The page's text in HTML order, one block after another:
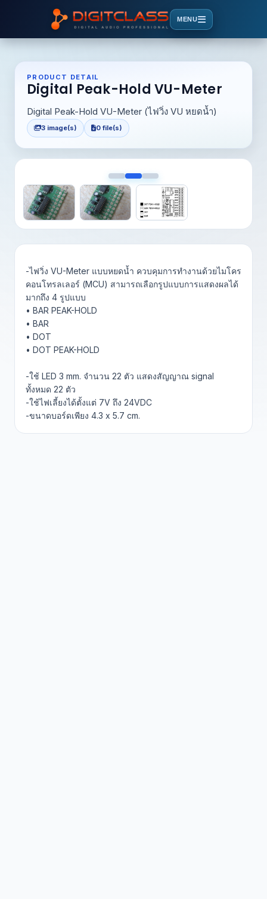
MENU
PRODUCT DETAIL
Digital Peak-Hold VU-Meter
Digital Peak-Hold VU-Meter (ไฟวิ่ง VU หยดน้ำ)
3 image(s) 0 file(s)
-ไฟวิ่ง VU-Meter แบบหยดน้ำ ควบคุมการทำงานด้วยไมโคร
คอนโทรลเลอร์ (MCU) สามารถเลือกรูปแบบการแสดงผลได้
มากถึง 4 รูปแบบ
• BAR PEAK-HOLD
• BAR
• DOT
• DOT PEAK-HOLD
-ใช้ LED 3 mm. จำนวน 22 ตัว แสดงสัญญาณ signal
ทั้งหมด 22 ตัว
-ใช้ไฟเลี้ยงได้ตั้งแต่ 7V ถึง 24VDC
-ขนาดบอร์ดเพียง 4.3 x 5.7 cm.